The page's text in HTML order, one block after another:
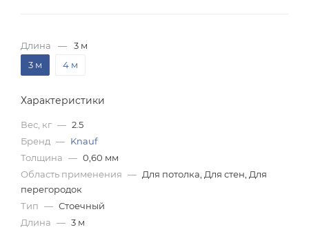
Длина —
3 м
3 м
4 м
Характеристики
Вес, кг — 2.5
Бренд — Knauf
Толщина — 0,60 мм
Область применения — Для потолка, Для стен, Для
перегородок
Тип — Стоечный
Длина — 3 м